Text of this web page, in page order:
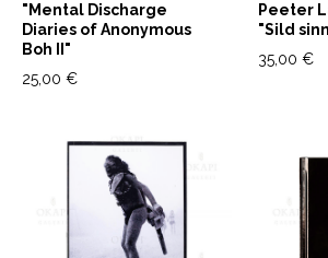
"Mental Discharge
Diaries of Anonymous
Boh II"
25,00 €
Peeter
"Sild
35,00 €